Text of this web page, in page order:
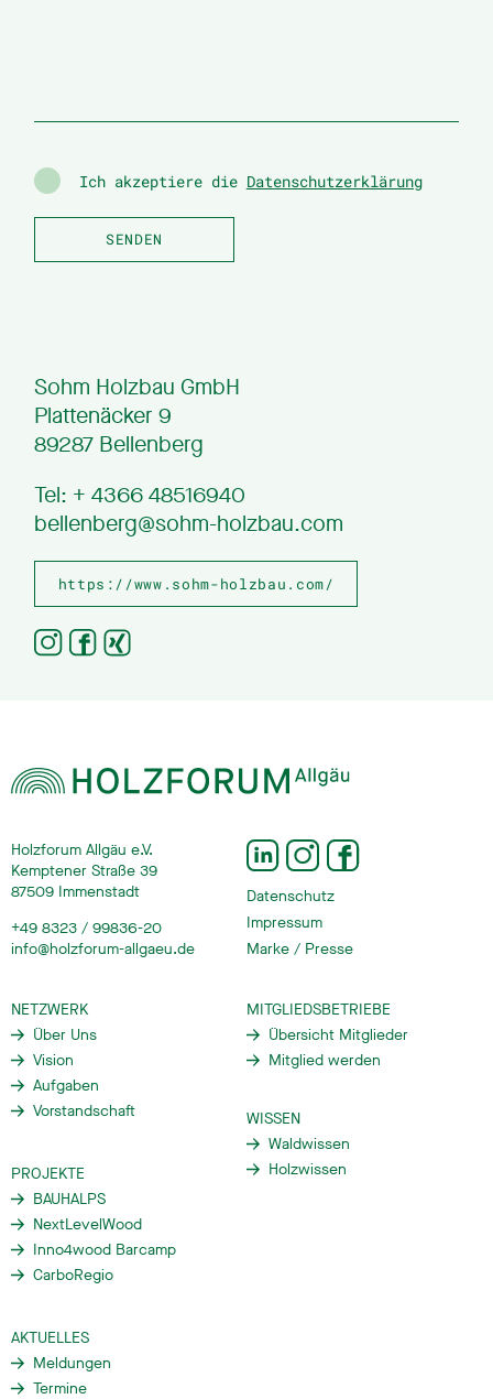
Ich akzeptiere die Datenschutzerklärung
Sohm Holzbau GmbH
Plattenäcker 9
89287 Bellenberg
Tel: + 4366 48516940
bellenberg@sohm-holzbau.com
https://www.sohm-holzbau.com/
Holzforum Allgäu e.V.
Kemptener Straße 39
87509 Immenstadt
+49 8323 / 99836-20
info@holzforum-allgaeu.de
Datenschutz
Impressum
Marke / Presse
NETZWERK
Über Uns
Vision
Aufgaben
Vorstandschaft
MITGLIEDSBETRIEBE
Übersicht Mitglieder
Mitglied werden
WISSEN
Waldwissen
Holzwissen
PROJEKTE
BAUHALPS
NextLevelWood
Inno4wood Barcamp
CarboRegio
AKTUELLES
Meldungen
Termine